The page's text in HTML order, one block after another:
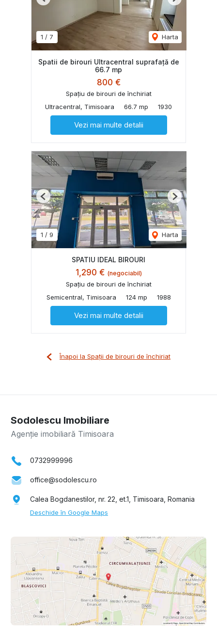
1 / 7 Harta
Previous Next
Spatii de birouri Ultracentral suprafață de
66.7 mp
800 €
Spațiu de birouri de închiriat
Ultracentral, Timisoara
66.7 mp 1930
Vezi mai multe detalii
1 / 9 Harta
Previous Next
SPATIU IDEAL BIROURI
1,290 € (negociabil)
Spațiu de birouri de închiriat
Semicentral, Timisoara
124 mp 1988
Vezi mai multe detalii
Înapoi la Spații de birouri de închiriat
Sodolescu Imobiliare
Agenție imobiliară Timisoara
0732999996
office@sodolescu.ro
Calea Bogdanestilor, nr. 22, et.1, Timisoara, Romania
Deschide în Google Maps